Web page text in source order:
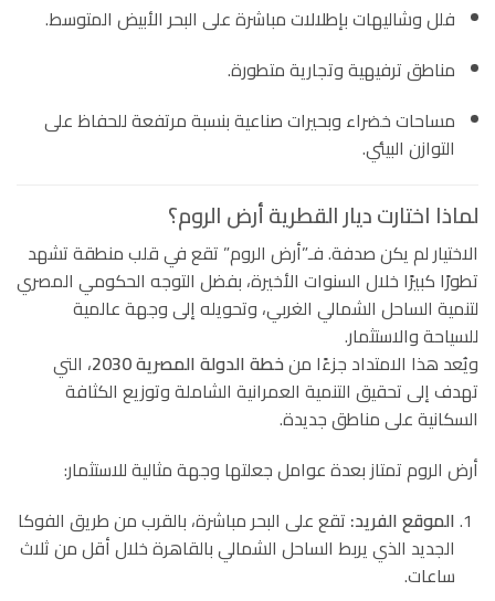
فلل وشاليهات بإطلالات مباشرة على البحر الأبيض المتوسط.
مناطق ترفيهية وتجارية متطورة.
مساحات خضراء وبحيرات صناعية بنسبة مرتفعة للحفاظ على
التوازن البيئي.
لماذا اختارت ديار القطرية أرض الروم؟
الاختيار لم يكن صدفة. فـ”أرض الروم” تقع في قلب منطقة تشهد
تطورًا كبيرًا خلال السنوات الأخيرة، بفضل التوجه الحكومي المصري
لتنمية الساحل الشمالي الغربي، وتحويله إلى وجهة عالمية
للسياحة والاستثمار.
ويُعد هذا الامتداد جزءًا منخطة الدولة المصرية 2030
، التي
تهدف إلى تحقيق التنمية العمرانية الشاملة وتوزيع الكثافة
السكانية على مناطق جديدة.
أرض الروم تمتاز بعدة عوامل جعلتها وجهة مثالية للاستثمار:
الموقع الفريد: تقع على البحر مباشرة، بالقرب من طريق الفوكا
الجديد الذي يربط الساحل الشمالي بالقاهرة خلال أقل من ثلاث
ساعات.